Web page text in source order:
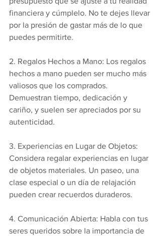
financiera y cúmplelo. No te dejes llevar
por la presión de gastar más de lo que
puedes permitirte.
2. Regalos Hechos a Mano: Los regalos
hechos a mano pueden ser mucho más
valiosos que los comprados.
Demuestran tiempo, dedicación y
cariño, y suelen ser apreciados por su
autenticidad.
3. Experiencias en Lugar de Objetos:
Considera regalar experiencias en lugar
de objetos materiales. Un paseo, una
clase especial o un día de relajación
pueden crear recuerdos duraderos.
4. Comunicación Abierta: Habla con tus
seres queridos sobre la importancia de